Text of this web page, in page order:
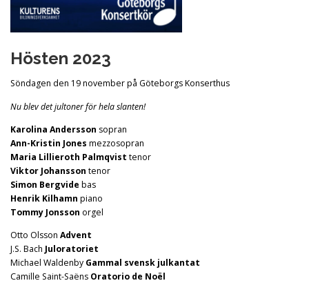
Hösten 2023
Söndagen den 19 november på Göteborgs Konserthus
Nu blev det jultoner för hela slanten!
Karolina Andersson sopran
Ann-Kristin Jones mezzosopran
Maria Lillieroth Palmqvist tenor
Viktor Johansson tenor
Simon Bergvide bas
Henrik Kilhamn piano
Tommy Jonsson orgel
Otto Olsson Advent
J.S. Bach Juloratoriet
Michael Waldenby Gammal svensk julkantat
Camille Saint-Saëns Oratorio de Noël